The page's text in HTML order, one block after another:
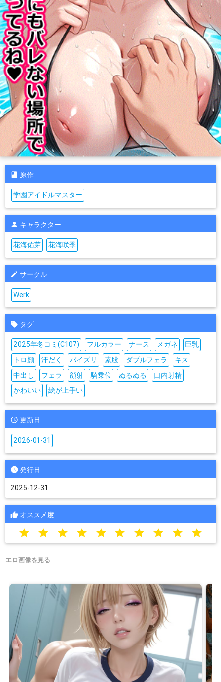
原作
学園アイドルマスター
キャラクター
花海佑芽 花海咲季
サークル
Werk
タグ
2025年冬コミ(C107) フルカラー ナース メガネ
巨乳
トロ顔
汗だく パイズリ 素股 ダブルフェラ
キス
中出し
フェラ 顔射 騎乗位 ぬるぬる
口内射精
かわいい
絵が上手い
更新日
2026-01-31
発行日
2025-12-31
オススメ度
star star star star star star star star star star
エロ画像を見る